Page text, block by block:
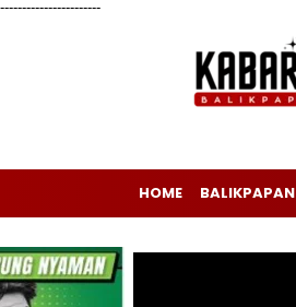
-----------------------
HOME BALIKPAPAN